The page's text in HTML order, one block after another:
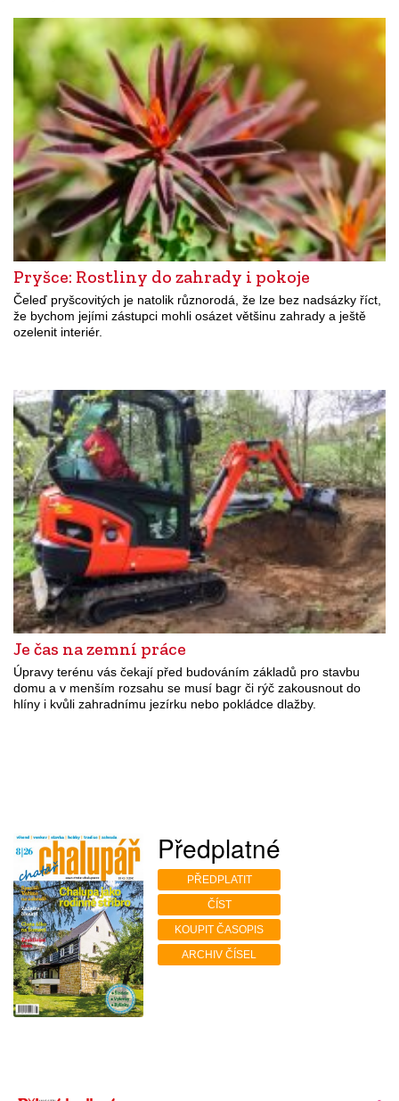
Pryšce: Rostliny do zahrady i pokoje
Čeleď pryšcovitých je natolik různorodá, že lze bez nadsázky říct,
že bychom jejími zástupci mohli osázet většinu zahrady a ještě
ozelenit interiér.
Je čas na zemní práce
Úpravy terénu vás čekají před budováním základů pro stavbu
domu a v menším rozsahu se musí bagr či rýč zakousnout do
hlíny i kvůli zahradnímu jezírku nebo pokládce dlažby.
Předplatné
PŘEDPLATIT
ČÍST
KOUPIT ČASOPIS
ARCHIV ČÍSEL